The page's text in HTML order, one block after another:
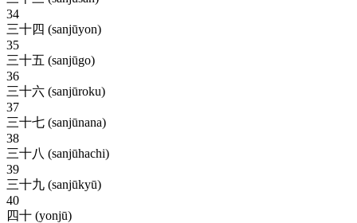
34
三十四 (sanjūyon)
35
三十五 (sanjūgo)
36
三十六 (sanjūroku)
37
三十七 (sanjūnana)
38
三十八 (sanjūhachi)
39
三十九 (sanjūkyū)
40
四十 (yonjū)